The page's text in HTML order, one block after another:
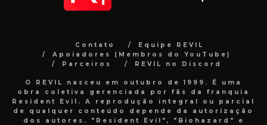
Contato
Equipe REVIL
Apoiadores (Membros do YouTube)
Parceiros
REVIL no Discord
O REVIL nasceu em outubro de 1999. É uma
obra coletiva gerenciada por fãs da franquia
Resident Evil. A reprodução integral ou parcial
de qualquer conteúdo depende da autorização
dos autores. "Resident Evil", "Biohazard" e